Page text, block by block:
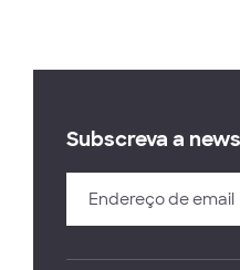
Subscreva a